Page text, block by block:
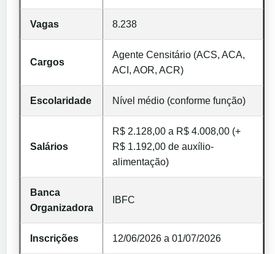
Vagas 8.238
Cargos
Agente Censitário (ACS, ACA,
ACI, AOR, ACR)
Escolaridade Nível médio (conforme função)
Salários
R$ 2.128,00 a R$ 4.008,00 (+
R$ 1.192,00 de auxílio-
alimentação)
Banca
Organizadora
IBFC
Inscrições 12/06/2026 a 01/07/2026